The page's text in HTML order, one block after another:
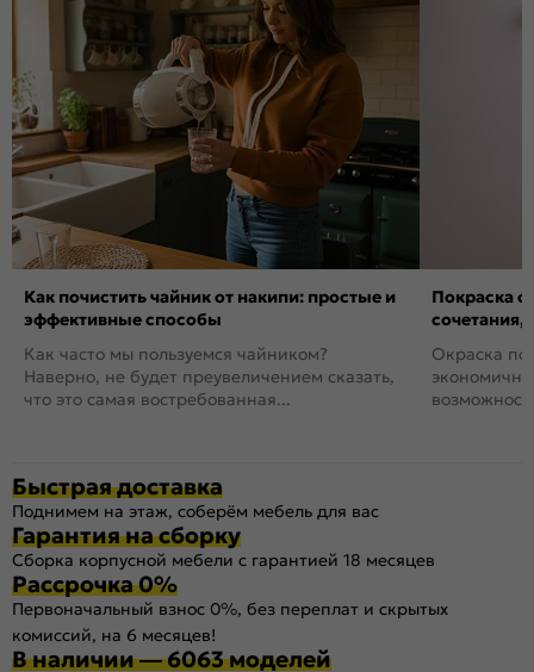
Как почистить чайник от накипи: простые и
эффективные способы
Как часто мы пользуемся чайником?
Наверно, не будет преувеличением сказать,
что это самая востребованная...
Покраска
сочетания,
Окраска
Быстрая доставка
Поднимем на этаж, соберём мебель для вас
Гарантия на сборку
Сборка корпусной мебели с гарантией 18 месяцев
Рассрочка 0%
Первоначальный взнос 0%, без переплат и скрытых
комиссий, на 6 месяцев!
В наличии — 6063 моделей